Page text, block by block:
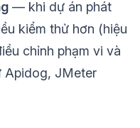
— khi dự án phát
kiểm thử hơn (hiệu
chỉnh phạm vi và
Apidog, JMeter